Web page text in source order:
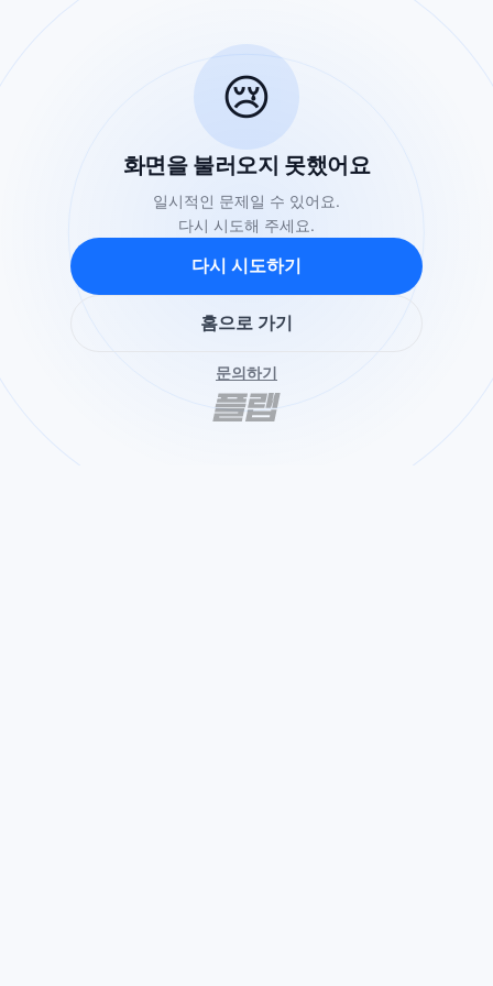
😢
화면을 불러오지 못했어요
일시적인 문제일 수 있어요.
다시 시도해 주세요.
다시 시도하기
홈으로 가기
문의하기